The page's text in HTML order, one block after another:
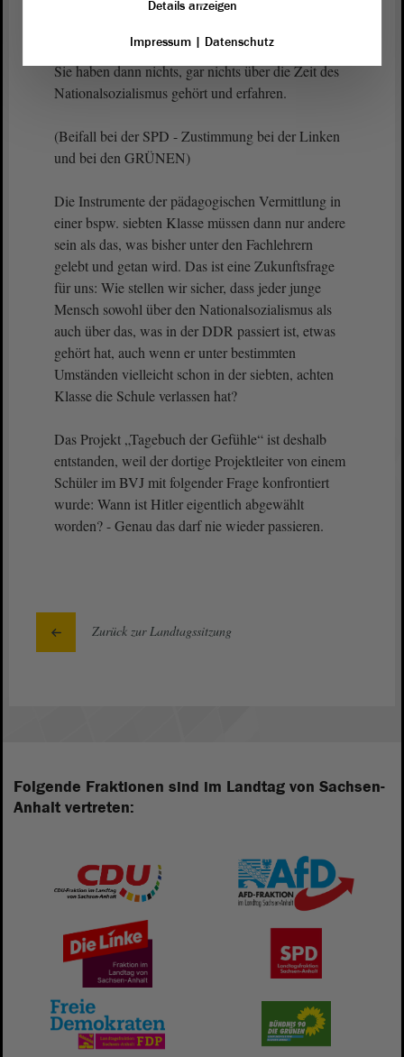
Sie haben dann nichts, gar nichts über die Zeit des
Nationalsozialismus gehört und erfahren.
(Beifall bei der SPD - Zustimmung bei der Linken
und bei den GRÜNEN)
Die Instrumente der pädagogischen Vermittlung in
einer bspw. siebten Klasse müssen dann nur andere
sein als das, was bisher unter den Fachlehrern
gelebt und getan wird. Das ist eine Zukunftsfrage
für uns: Wie stellen wir sicher, dass jeder junge
Mensch sowohl über den Nationalsozialismus als
auch über das, was in der DDR passiert ist, etwas
gehört hat, auch wenn er unter bestimmten
Umständen vielleicht schon in der siebten, achten
Klasse die Schule verlassen hat?
Das Projekt „Tagebuch der Gefühle“ ist deshalb
entstanden, weil der dortige Projektleiter von einem
Schüler im BVJ mit folgender Frage konfrontiert
wurde: Wann ist Hitler eigentlich abgewählt
worden? - Genau das darf nie wieder passieren.
Zurück zur Landtagssitzung
Folgende Fraktionen sind im Landtag von Sachsen-
Anhalt vertreten:
Details anzeigen
Impressum| Datenschutz